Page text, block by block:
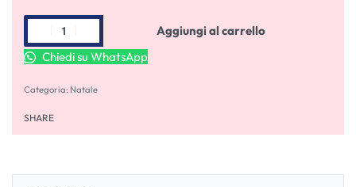
Aggiungi al carrello
Chiedi su WhatsApp
Categoria: Natale
SHARE